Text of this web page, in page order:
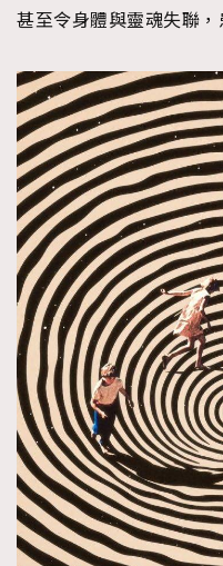
甚至令身體與靈魂失聯，